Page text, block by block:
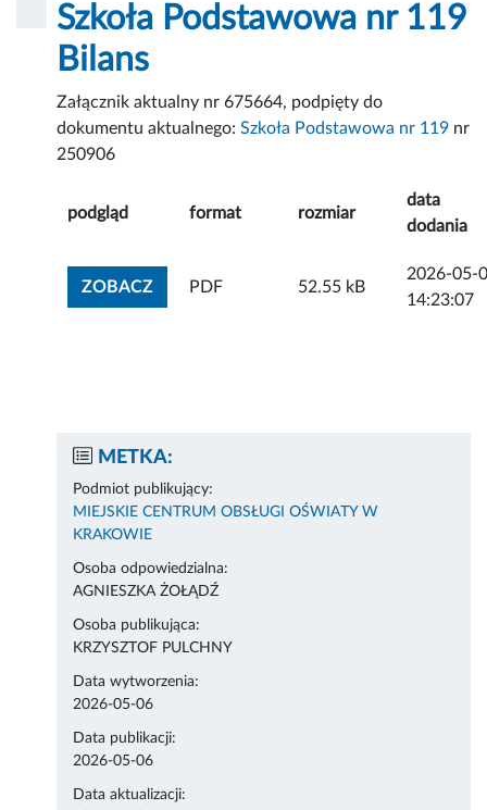
Szkoła Podstawowa nr 119
Bilans
Załącznik aktualny nr 675664, podpięty do
dokumentu aktualnego:Szkoła Podstawowa nr 119 nr
250906
podgląd format rozmiar
data
dodania
ZOBACZZOBACZ ZAŁĄCZNIK
PDF 52.55 kB
2026-05-
14:23:07
METKA:
Podmiot publikujący:
MIEJSKIE CENTRUM OBSŁUGI OŚWIATY W
KRAKOWIE
Osoba odpowiedzialna:
AGNIESZKA ŻOŁĄDŹ
Osoba publikująca:
KRZYSZTOF PULCHNY
Data wytworzenia:
2026-05-06
Data publikacji:
2026-05-06
Data aktualizacji: